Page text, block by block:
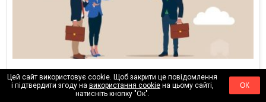
17.02.2026
Клієнти більше не купують медіаплан — вони купують
впевненість у результаті
Цей сайт використовує cookie. Щоб закрити це повідомлення
і підтвердити згоду на використання cookieна цьому сайті,
натисніть кнопку "Ок".
ОК